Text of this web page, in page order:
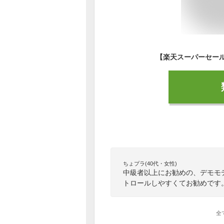
ちょプラ(40代・女性)
中級者以上にお勧めの、デモ
トロールしやすくてお勧めです
全